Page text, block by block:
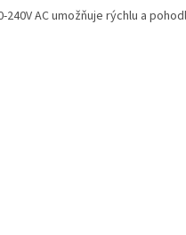
AC umožňuje rýchlu a